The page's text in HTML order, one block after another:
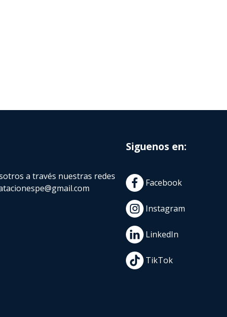
a través nuestras redes
Siguenos en:
Facebook
Instagram
LinkedIn
TikTok